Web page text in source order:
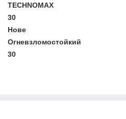
TECHNOMAX
30
Нове
Огневзломостойкий
30